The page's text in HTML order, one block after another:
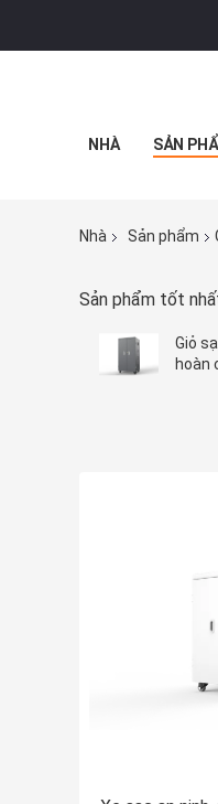
NHÀ SẢN
Nhà Sản phẩm
Sản phẩm tốt
Giỏ
hoàn